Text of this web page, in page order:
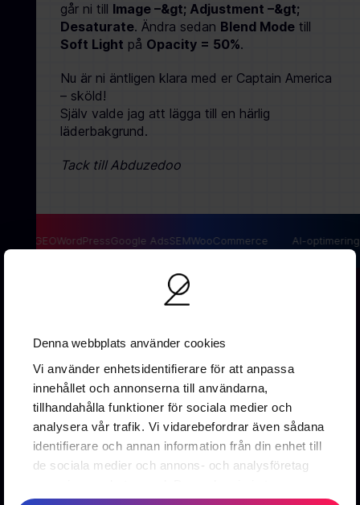
Denna webbplats använder cookies
Vi använder enhetsidentifierare för att anpassa
innehållet och annonserna till användarna,
tillhandahålla funktioner för sociala medier och
analysera vår trafik. Vi vidarebefordrar även sådana
identifierare och annan information från din enhet till
de sociala medier och annons- och analysföretag
går ni till Image –&gt; Adjustment –&gt;
Desaturate. Ändra sedan Blend Mode till
Soft Light på Opacity = 50%.
Nu är ni äntligen klara med er Captain America
– sköld!
Själv valde jag att lägga till en härlig
läderbakgrund.
Tack till Abduzedoo
GEOWordPressGoogle AdsSEMWooCommerce AI-optimering
411 16 Göteborg
0737 16 67 88
info@2creative.se
Prenumerera på vårt nyhetsbrev